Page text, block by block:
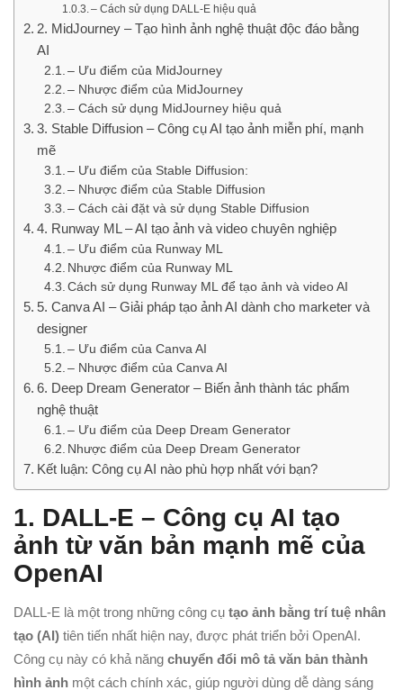
– Cách sử dụng DALL-E hiệu quả
2. MidJourney – Tạo hình ảnh nghệ thuật độc đáo bằng
AI
– Ưu điểm của MidJourney
– Nhược điểm của MidJourney
– Cách sử dụng MidJourney hiệu quả
3. Stable Diffusion – Công cụ AI tạo ảnh miễn phí, mạnh
mẽ
– Ưu điểm của Stable Diffusion:
– Nhược điểm của Stable Diffusion
– Cách cài đặt và sử dụng Stable Diffusion
4. Runway ML – AI tạo ảnh và video chuyên nghiệp
– Ưu điểm của Runway ML
Nhược điểm của Runway ML
Cách sử dụng Runway ML để tạo ảnh và video AI
5. Canva AI – Giải pháp tạo ảnh AI dành cho marketer và
designer
– Ưu điểm của Canva AI
– Nhược điểm của Canva AI
6. Deep Dream Generator – Biến ảnh thành tác phẩm
nghệ thuật
– Ưu điểm của Deep Dream Generator
Nhược điểm của Deep Dream Generator
Kết luận: Công cụ AI nào phù hợp nhất với bạn?
1. DALL-E – Công cụ AI tạo
ảnh từ văn bản mạnh mẽ của
OpenAI
DALL-E là một trong những công cụ tạo ảnh bằng trí tuệ nhân
tạo (AI) tiên tiến nhất hiện nay, được phát triển bởi OpenAI.
Công cụ này có khả năng chuyển đổi mô tả văn bản thành
hình ảnh một cách chính xác, giúp người dùng dễ dàng sáng